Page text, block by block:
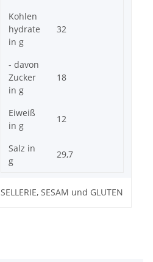
Kohlen
hydrate
in g
32
- davon
Zucker
in g
18
Eiweiß
in g
12
Salz in
g
29,7
SELLERIE, SESAM und GLUTEN